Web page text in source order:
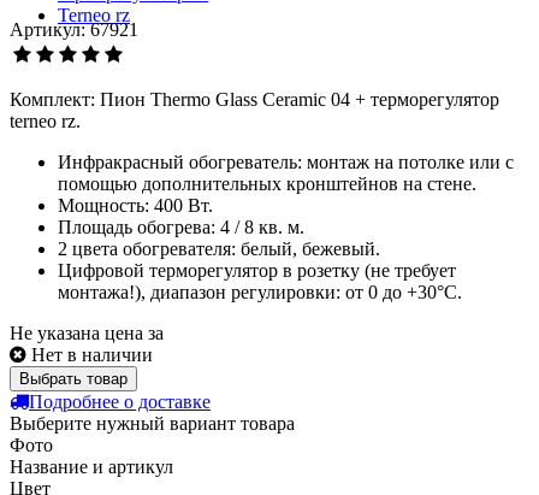
Артикул: 67921
Комплект: Пион Thermo Glass Ceramic 04 + терморегулятор
terneo rz.
Инфракрасный обогреватель: монтаж на потолке или с
помощью дополнительных кронштейнов на стене.
Мощность: 400 Вт.
Площадь обогрева: 4 / 8 кв. м.
2 цвета обогревателя: белый, бежевый.
Цифровой терморегулятор в розетку (не требует
монтажа!), диапазон регулировки: от 0 до +30°С.
Не указана цена за
Нет в наличии
Выбрать товар
Подробнее о доставке
Выберите нужный вариант товара
Фото
Название и артикул
Цвет